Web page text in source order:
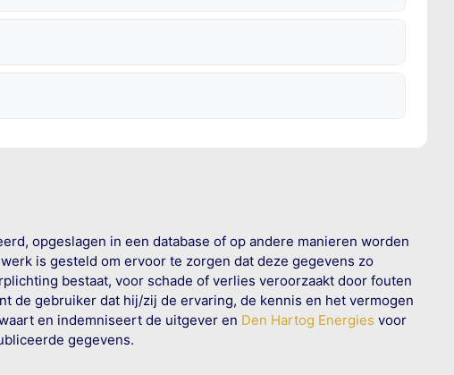
opgeslagen in een database of op andere manieren worden
is gesteld om ervoor te zorgen dat deze gegevens zo
bestaat, voor schade of verlies veroorzaakt door fouten
de gebruiker dat hij/zij de ervaring, de kennis en het vermogen
en indemniseert de uitgever en Den Hartog Energies voor
gegevens.